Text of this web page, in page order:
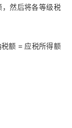
然后将各等级税
额 = 应税所得额